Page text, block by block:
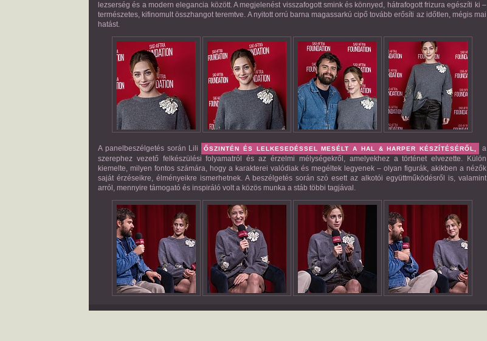
lezserség és a modern elegancia között. A megjelenést visszafogott smink és könnyed, hátrafogott frizura egészíti ki –
természetes, kifinomult összhangot teremtve. A nyitott orrú barna magassarkú cipő tovább erősíti az időtlen, mégis mai
hatást.
A panelbeszélgetés során Lili ŐSZINTÉN ÉS LELKESEDÉSSEL MESÉLT A HAL & HARPER KÉSZÍTÉSÉRŐL,
a
szerephez vezető felkészülési folyamatról és az érzelmi mélységekről, amelyekhez a történet elvezette. Külön
kiemelte, milyen fontos számára, hogy a karakterei valódiak és megéltek legyenek – olyan figurák, akikben a nézők
saját érzéseikre, élményeikre ismerhetnek. A beszélgetés során szó esett az alkotói együttműködésről is, valamint
arról, mennyire támogató és inspiráló volt a közös munka a stáb többi tagjával.